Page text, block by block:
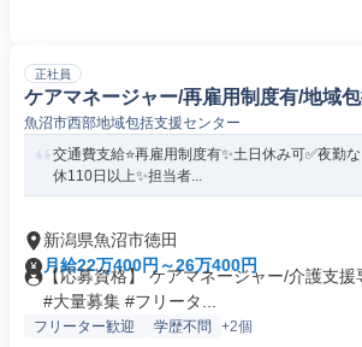
正社員
ケアマネージャー/再雇用制度有/地域
魚沼市西部地域包括支援センター
交通費支給⭐️再雇用制度有✨土日休み可✅️夜勤
休110日以上✨担当者...
新潟県魚沼市徳田
月給22万400円～26万400円
【応募資格】 ケアマネージャー/介護支援
#大量募集 #フリータ...
フリーター歓迎 学歴不問 +2個